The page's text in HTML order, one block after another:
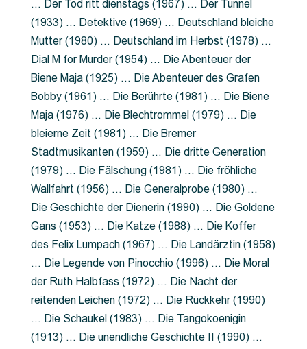
… Der Tod ritt dienstags (1967) … Der Tunnel
(1933) … Detektive (1969) … Deutschland bleiche
Mutter (1980) … Deutschland im Herbst (1978) …
Dial M for Murder (1954) … Die Abenteuer der
Biene Maja (1925) … Die Abenteuer des Grafen
Bobby (1961) … Die Berührte (1981) … Die Biene
Maja (1976) … Die Blechtrommel (1979) … Die
bleierne Zeit (1981) … Die Bremer
Stadtmusikanten (1959) … Die dritte Generation
(1979) … Die Fälschung (1981) … Die fröhliche
Wallfahrt (1956) … Die Generalprobe (1980) …
Die Geschichte der Dienerin (1990) … Die Goldene
Gans (1953) … Die Katze (1988) … Die Koffer
des Felix Lumpach (1967) … Die Landärztin (1958)
… Die Legende von Pinocchio (1996) … Die Moral
der Ruth Halbfass (1972) … Die Nacht der
reitenden Leichen (1972) … Die Rückkehr (1990)
… Die Schaukel (1983) … Die Tangokoenigin
(1913) … Die unendliche Geschichte II (1990) …